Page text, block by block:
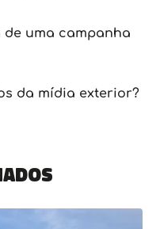
uma campanha
da mídia exterior?